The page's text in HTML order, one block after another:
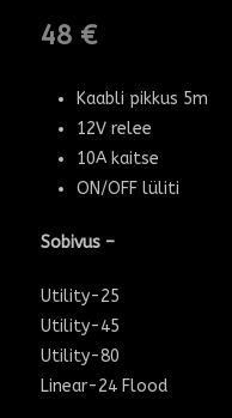
48 €
Kaabli pikkus 5m
12V relee
10A kaitse
ON/OFF lüliti
Sobivus –
Utility-25
Utility-45
Utility-80
Linear-24 Flood